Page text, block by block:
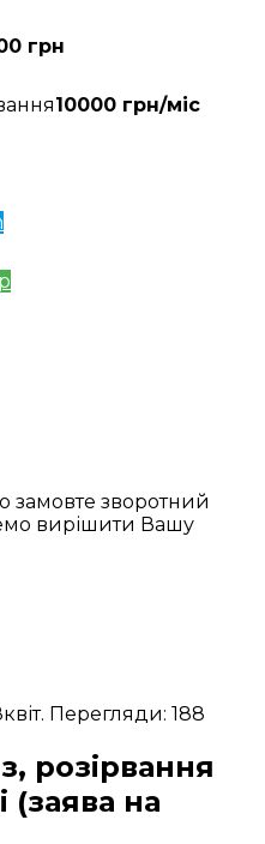
грн
10000 грн/міс
замовте зворотний
вирішити Вашу
квіт. Перегляди: 188
розірвання
на